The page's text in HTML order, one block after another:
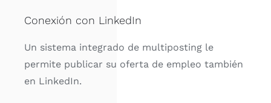
Conexión con LinkedIn
Un sistema integrado de multiposting le
permite publicar su oferta de empleo también
en LinkedIn.